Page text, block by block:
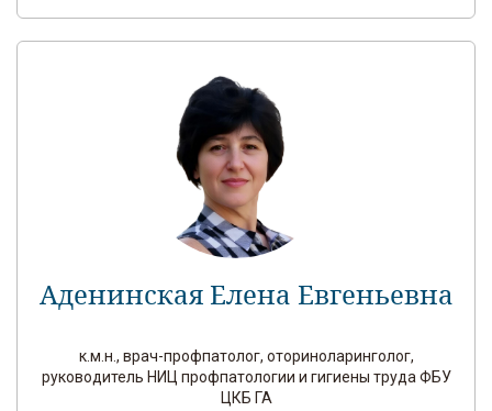
Аденинская Елена Евгеньевна
к.м.н., врач-профпатолог, оториноларинголог,
руководитель НИЦ профпатологии и гигиены труда ФБУ
ЦКБ ГА